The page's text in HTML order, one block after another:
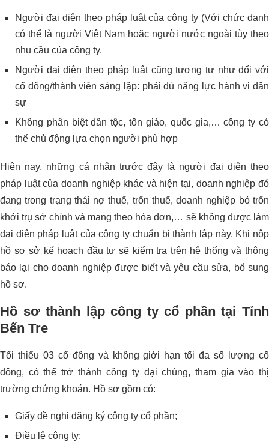
Người đại diện theo pháp luật của công ty (Với chức danh
có thể là người Việt Nam hoặc người nước ngoài tùy theo
nhu cầu của công ty.
Người đại diện theo pháp luật cũng tương tự như đối với
cổ đông/thành viên sáng lập: phải đủ năng lực hành vi dân
sự
Không phân biệt dân tộc, tôn giáo, quốc gia,… công ty có
thể chủ động lựa chọn người phù hợp
Hiện nay, những cá nhân trước đây là người đại diện theo
pháp luật của doanh nghiệp khác và hiện tại, doanh nghiệp đó
đang trong trạng thái nợ thuế, trốn thuế, doanh nghiệp bỏ trốn
khởi trụ sở chính và mang theo hóa đơn,… sẽ không được làm
đại diện pháp luật của công ty chuẩn bị thành lập này. Khi nộp
hồ sơ sở kế hoạch đầu tư sẽ kiểm tra trên hệ thống và thông
báo lại cho doanh nghiệp được biết và yêu cầu sửa, bổ sung
hồ sơ.
Hồ sơ thành lập công ty cổ phần tại Tỉnh
Bến Tre
Tối thiểu 03 cổ đông và không giới hạn tối đa số lượng cổ
đông, có thể trở thành công ty đại chúng, tham gia vào thị
trường chứng khoán. Hồ sơ gồm có:
Giấy đề nghị đăng ký công ty cổ phần;
Điều lệ công ty;